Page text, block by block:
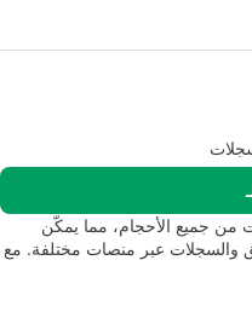
من جميع الأحجام، مما يمكّن
والسجلات عبر منصات مختلفة. مع